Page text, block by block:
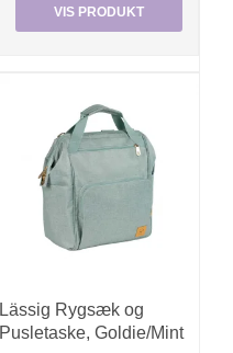
VIS PRODUKT
Lässig Rygsæk og
Pusletaske, Goldie/Mint